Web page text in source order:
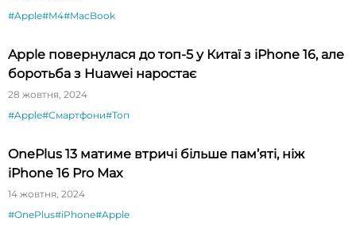
#Apple#M4#MacBook
Apple повернулася до топ-5 у Китаї з iPhone 16, але
боротьба з Huawei наростає
28 жовтня, 2024
#Apple#Смартфони#Топ
OnePlus 13 матиме втричі більше пам’яті, ніж
iPhone 16 Pro Max
14 жовтня, 2024
#OnePlus#iPhone#Apple